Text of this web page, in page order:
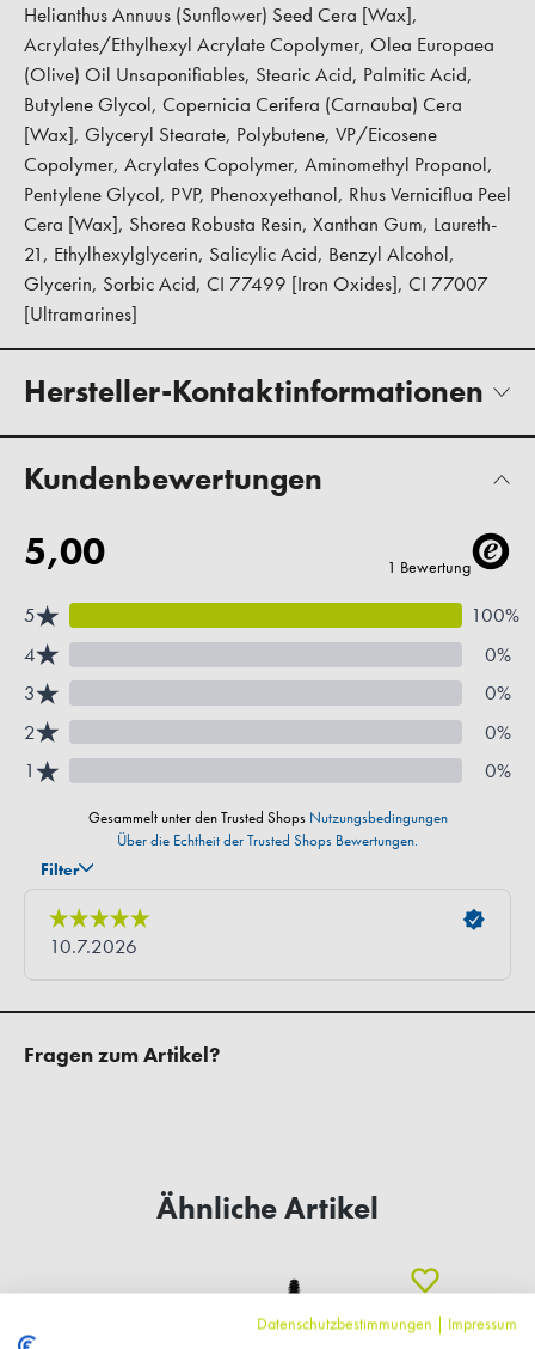
Helianthus Annuus (Sunflower) Seed Cera [Wax],
Acrylates/Ethylhexyl Acrylate Copolymer, Olea Europaea
(Olive) Oil Unsaponifiables, Stearic Acid, Palmitic Acid,
Butylene Glycol, Copernicia Cerifera (Carnauba) Cera
[Wax], Glyceryl Stearate, Polybutene, VP/Eicosene
Copolymer, Acrylates Copolymer, Aminomethyl Propanol,
Pentylene Glycol, PVP, Phenoxyethanol, Rhus Verniciflua Peel
Cera [Wax], Shorea Robusta Resin, Xanthan Gum, Laureth-
21, Ethylhexylglycerin, Salicylic Acid, Benzyl Alcohol,
Glycerin, Sorbic Acid, CI 77499 [Iron Oxides], CI 77007
[Ultramarines]
Hersteller-Kontaktinformationen
Kundenbewertungen
Fragen zum Artikel?
Ähnliche Artikel
Datenschutzbestimmungen | Impressum